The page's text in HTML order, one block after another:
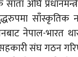
अघि
साँस्कृतिक
नेपाल-भारत
संघ गठन